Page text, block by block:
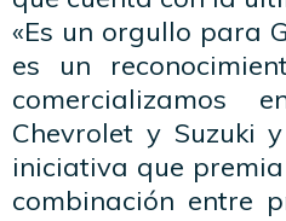
«Es un orgullo para
es un
comercializamos
Chevrolet y Suzuki
iniciativa que
combinación entre